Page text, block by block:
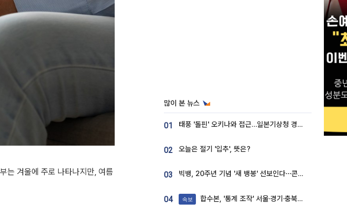
는 겨울에 주로 나타나지만, 여름
많이 본 뉴스
01 태풍 '돌핀' 오키나와 접근…일본기상청 경로 업데이트
02 오늘은 절기 '입추', 뜻은?
03 빅뱅, 20주년 기념 '새 뱅봉' 선보인다⋯콘서트 앞두고 팝업 개최
04 속보 합수본, '통계 조작' 서울·경기·충북 선관위 등 추가 압수수색